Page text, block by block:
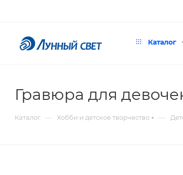
Каталог
Гравюра для
Каталог — Хобби и детское творчество —